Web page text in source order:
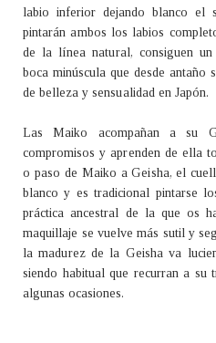
labio inferior dejando blanco el
pintarán ambos los labios
de la línea natural, consiguen
boca minúscula que desde antaño
de belleza y sensualidad en Japón.
Las Maiko acompañan a su
compromisos y aprenden de ella
o paso de Maiko a Geisha, el
blanco y es tradicional pintarse
práctica ancestral de la que os
maquillaje se vuelve más sutil y
la madurez de la Geisha va
siendo habitual que recurran a su
algunas ocasiones.